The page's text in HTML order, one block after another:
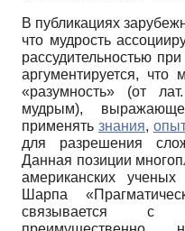
В публикациях
что мудрость
рассудительностью
аргументируется, что
«разумность» (от
мудрым),
применять знания,
для разрешения
Данная позиции
американских
Шарпа
связывается с